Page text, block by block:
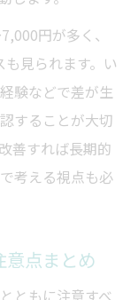
円が多く、
見られます。い
験などで差が生
することが大切
善すれば長期的
考える視点も必
意点まとめ
ともに注意すべ